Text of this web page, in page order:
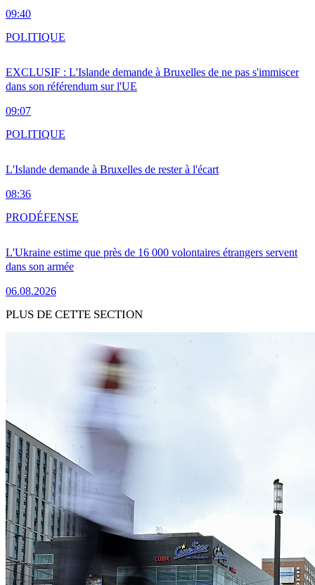
09:40
EXCLUSIF : L'Islande demande à Bruxelles de ne pas s'immiscer
dans son référendum sur l'UE
09:07
POLITIQUE
L'Islande demande à Bruxelles de rester à l'écart
08:36
POLITIQUE
L'Ukraine estime que près de 16 000 volontaires étrangers servent
dans son armée
06.08.2026
PRODÉFENSE
PLUS DE CETTE SECTION